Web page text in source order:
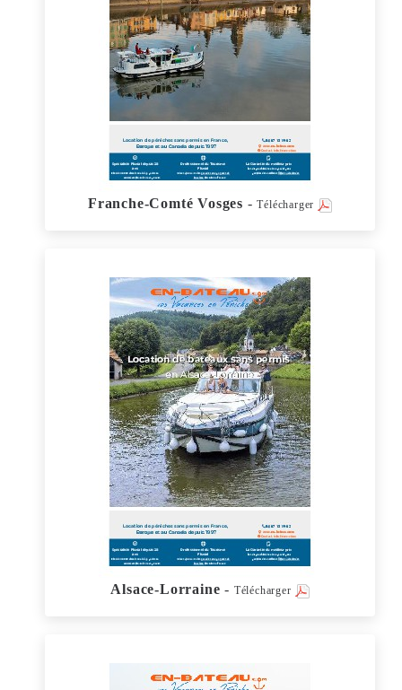
Franche-Comté Vosges -Télécharger
Alsace-Lorraine - Télécharger